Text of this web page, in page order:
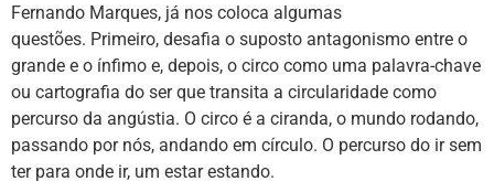
Fernando Marques, já nos coloca algumas
questões. Primeiro, desafia o suposto antagonismo entre o
grande e o ínfimo e, depois, o circo como uma palavra-chave
ou cartografia do ser que transita a circularidade como
percurso da angústia. O circo é a ciranda, o mundo rodando,
passando por nós, andando em círculo. O percurso do ir sem
ter para onde ir, um estar estando.